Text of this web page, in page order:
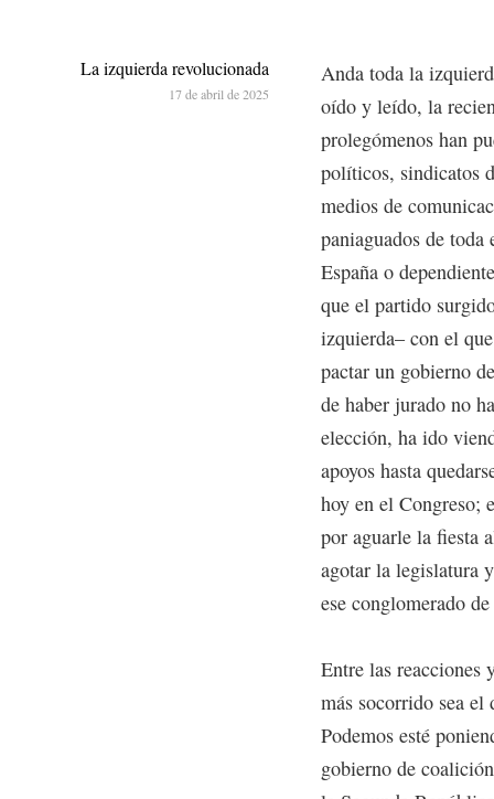
Anda toda la
oído y leído, la
prolegómenos han
políticos, sindicatos
medios de
paniaguados de
España o
que el partido
izquierda– con el
pactar un gobierno
de haber jurado no
elección, ha ido
apoyos hasta
hoy en el Congreso;
por aguarle la fiesta
agotar la legislatura
ese conglomerado
Entre las reacciones
más socorrido sea el
Podemos esté
gobierno de
La izquierda revolucionada
17 de abril de 2025